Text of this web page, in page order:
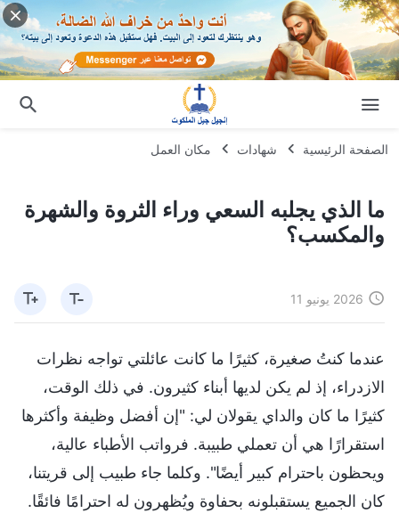
الصفحة الرئيسية شهادات مكان العمل
ما الذي يجلبه السعي وراء الثروة والشهرة
والمكسب؟
2026 يونيو 11
عندما كنتُ صغيرة، كثيرًا ما كانت عائلتي تواجه نظرات
الازدراء، إذ لم يكن لديها أبناء كثيرون. في ذلك الوقت،
كثيرًا ما كان والداي يقولان لي: "إن أفضل وظيفة وأكثرها
استقرارًا هي أن تعملي طبيبة. فرواتب الأطباء عالية،
ويحظون باحترام كبير أيضًا". وكلما جاء طبيب إلى قريتنا،
كان الجميع يستقبلونه بحفاوة ويُظهرون له احترامًا فائقًا.